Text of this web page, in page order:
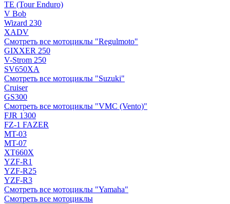
TE (Tour Enduro)
V Bob
Wizard 230
XADV
Смотреть все мотоциклы "Regulmoto"
GIXXER 250
V-Strom 250
SV650XA
Смотреть все мотоциклы "Suzuki"
Cruiser
GS300
Смотреть все мотоциклы "VMC (Vento)"
FJR 1300
FZ-1 FAZER
MT-03
MT-07
XT660X
YZF-R1
YZF-R25
YZF-R3
Смотреть все мотоциклы "Yamaha"
Смотреть все мотоциклы